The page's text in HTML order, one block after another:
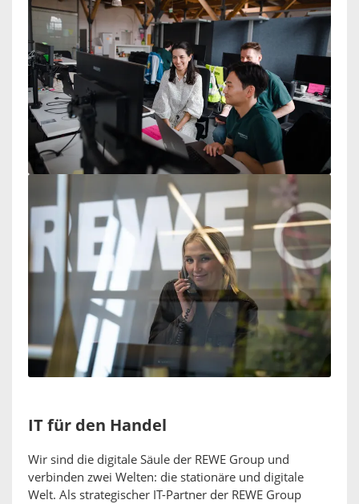
IT für den Handel
Wir sind die digitale Säule der REWE Group und
verbinden zwei Welten: die stationäre und digitale
Welt. Als strategischer IT-Partner der REWE Group